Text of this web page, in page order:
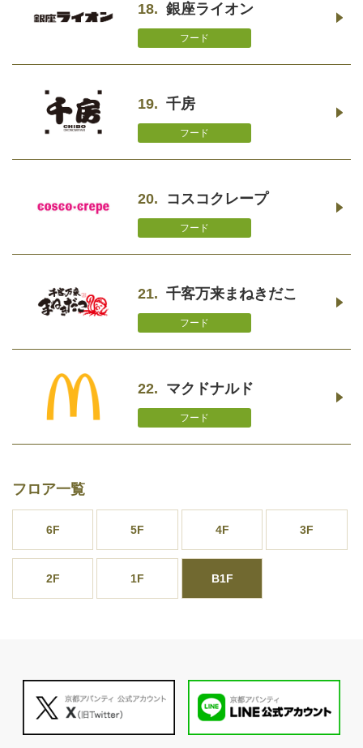
18. 銀座ライオン
フード
19. 千房
フード
20. コスコクレープ
フード
21. 千客万来まねきだこ
フード
22. マクドナルド
フード
フロア一覧
6F 5F 4F 3F
2F 1F B1F